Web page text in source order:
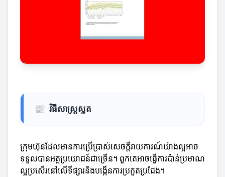
📰 វិធីសាស្ត្រស្លត
ក្រុមហ៊ុនដែលមានការប្រើប្រាស់សេចក្តីរាយការណ៍យ៉ាងល្អអាច
ទទួលបានអត្ថប្រយោជន៍ជាច្រើន។ ពួកគេអាចធ្វើការប៉ាន់ប្រមាណ
ល្អប្រសើរនៅលើទីផ្សារនិងបង្កើនការប្រកួតប្រជែង។